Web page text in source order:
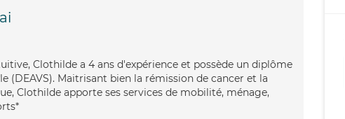
Clothilde a 4 ans d'expérience et possède un diplôme
(DEAVS). Maitrisant bien la rémission de cancer et la
Clothilde apporte ses services de mobilité, ménage,